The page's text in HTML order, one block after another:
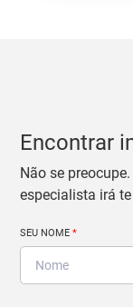
Encontrar
Não se
especialista irá
SEU NOME*